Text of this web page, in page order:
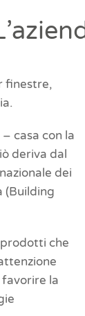
finestre,
casa con la
deriva dal
dei
(Building
che
la